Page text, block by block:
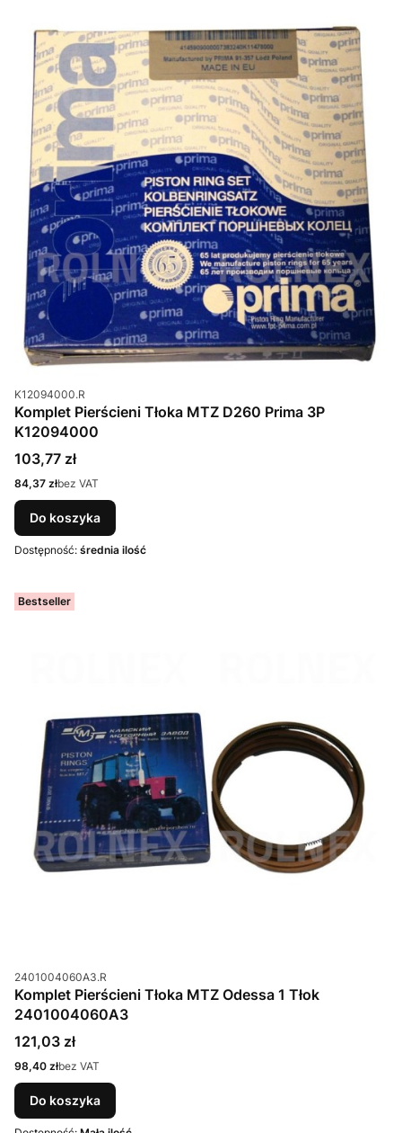
Kod produktu
K12094000.R
Komplet Pierścieni Tłoka MTZ D260 Prima 3P
K12094000
Cena
103,77 zł
Cena
84,37 złbez VAT
Do koszyka
Dostępność: średnia ilość
Bestseller
Kod produktu
2401004060A3.R
Komplet Pierścieni Tłoka MTZ Odessa 1 Tłok
2401004060A3
Cena
121,03 zł
Cena
98,40 złbez VAT
Do koszyka